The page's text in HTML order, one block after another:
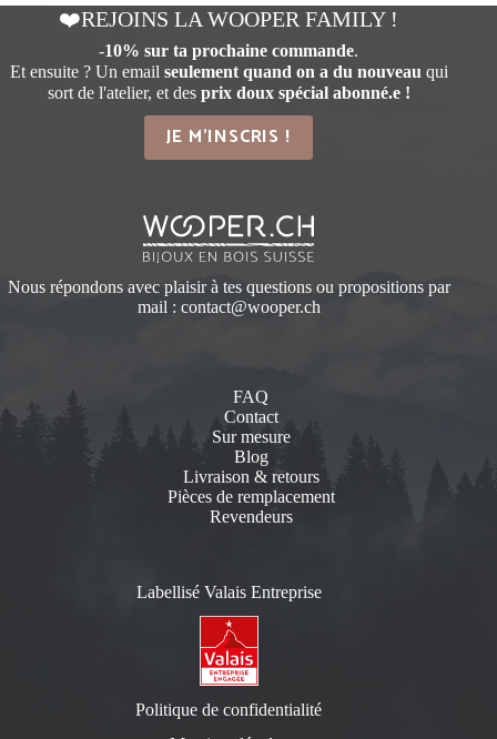
❤️REJOINS LA WOOPER FAMILY !
-10% sur ta prochaine commande.
Et ensuite ? Un email seulement quand on a du nouveau qui
sort de l'atelier, et des prix doux spécial abonné.e !
JE M'INSCRIS !
Nous répondons avec plaisir à tes questions ou propositions par
mail : contact@wooper.ch
FAQ
Contact
Sur mesure
Blog
Livraison & retours
Pièces de remplacement
Revendeurs
Labellisé Valais Entreprise
Politique de confidentialité